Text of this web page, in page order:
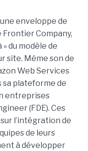
enveloppe de
Frontier Company,
» du modèle de
site. Même son de
Web Services
sa plateforme de
entreprises
(FDE). Ces
l’intégration de
de leurs
à développer